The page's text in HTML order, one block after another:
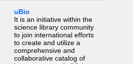
uBio
It is an initiative within the
science library community
to join international efforts
to create and utilize a
comprehensive and
collaborative catalog of